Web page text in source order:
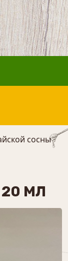
сосны
МЛ